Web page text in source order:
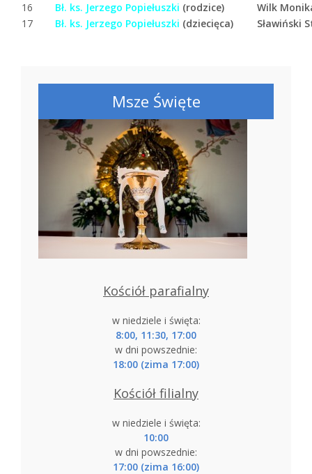
16
Bł. ks. Jerzego Popiełuszki (rodzice)
Wilk
17
Bł. ks. Jerzego Popiełuszki (dziecięca) Sławiński
Msze Święte
Kościół parafialny
w niedziele i święta:
8:00, 11:30, 17:00
w dni powszednie:
18:00 (zima 17:00)
Kościół filialny
w niedziele i święta:
10:00
w dni powszednie:
17:00 (zima 16:00)